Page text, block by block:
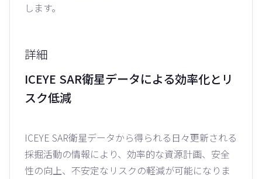
します。
詳細
ICEYE SAR衛星データによる効率化とリ
スク低減
ICEYE SAR衛星データから得られる日々更新される
採掘活動の情報により、効率的な資源計画、安全
性の向上、不安定なリスクの軽減が可能になりま